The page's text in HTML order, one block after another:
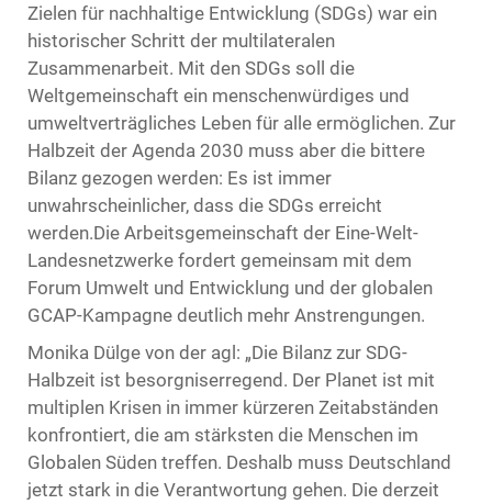
Zielen für nachhaltige Entwicklung (SDGs) war ein
historischer Schritt der multilateralen
Zusammenarbeit. Mit den SDGs soll die
Weltgemeinschaft ein menschenwürdiges und
umweltverträgliches Leben für alle ermöglichen. Zur
Halbzeit der Agenda 2030 muss aber die bittere
Bilanz gezogen werden: Es ist immer
unwahrscheinlicher, dass die SDGs erreicht
werden.Die Arbeitsgemeinschaft der Eine-Welt-
Landesnetzwerke fordert gemeinsam mit dem
Forum Umwelt und Entwicklung und der globalen
GCAP-Kampagne deutlich mehr Anstrengungen.
Monika Dülge von der agl: „Die Bilanz zur SDG-
Halbzeit ist besorgniserregend. Der Planet ist mit
multiplen Krisen in immer kürzeren Zeitabständen
konfrontiert, die am stärksten die Menschen im
Globalen Süden treffen. Deshalb muss Deutschland
jetzt stark in die Verantwortung gehen. Die derzeit